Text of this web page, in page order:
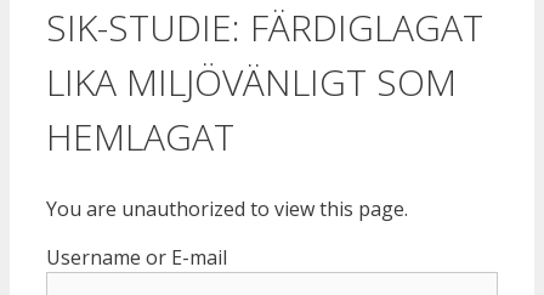
SIK-STUDIE: FÄRDIGLAGAT
LIKA MILJÖVÄNLIGT SOM
HEMLAGAT
You are unauthorized to view this page.
Username or E-mail